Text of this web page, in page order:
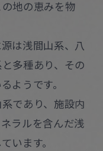
地の恵みを物
は浅間山系、八
多種あり、その
ようです。
であり、施設内
ラルを含んだ浅
います。